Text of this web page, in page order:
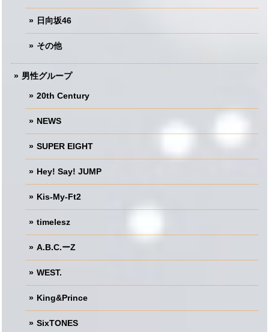
日向坂46
その他
男性グループ
20th Century
NEWS
SUPER EIGHT
Hey! Say! JUMP
Kis-My-Ft2
timelesz
A.B.C.ーZ
WEST.
King&Prince
SixTONES